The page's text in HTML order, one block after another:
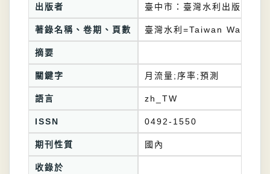
出版者 臺中市：臺灣水利出版委員會
著錄名稱、卷期、頁數 臺灣水利=Taiwan Water
摘要
關鍵字 月流量;序率;預測
語言 zh_TW
ISSN 0492-1550
期刊性質 國內
收錄於